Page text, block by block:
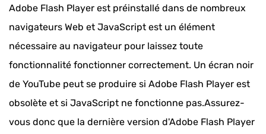
Adobe Flash Player est préinstallé dans de nombreux
navigateurs Web et JavaScript est un élément
nécessaire au navigateur pour laissez toute
fonctionnalité fonctionner correctement. Un écran noir
de YouTube peut se produire si Adobe Flash Player est
obsolète et si JavaScript ne fonctionne pas.Assurez-
vous donc que la dernière version d'Adobe Flash Player